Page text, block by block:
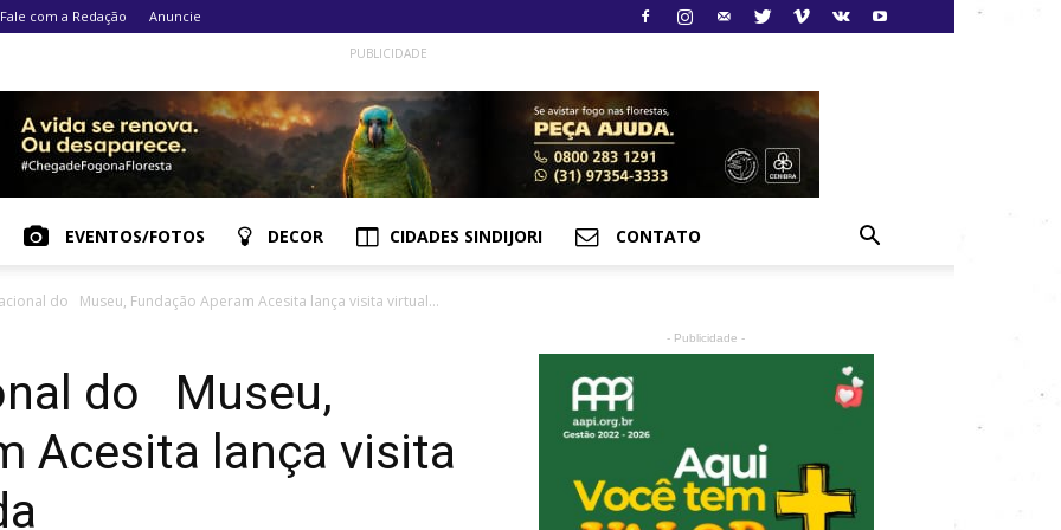
Fale com a Redação Anuncie
PUBLICIDADE
EVENTOS/FOTOS DECOR CIDADES SINDIJORI CONTATO
do Museu, Fundação Aperam Acesita lança visita virtual...
do Museu,
Acesita lança visita
- Publicidade -